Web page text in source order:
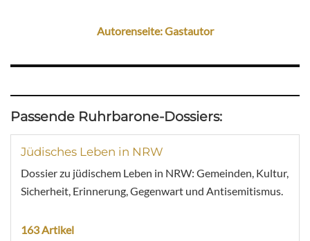
Autorenseite: Gastautor
Passende Ruhrbarone-Dossiers:
Jüdisches Leben in NRW
Dossier zu jüdischem Leben in NRW: Gemeinden, Kultur,
Sicherheit, Erinnerung, Gegenwart und Antisemitismus.
163 Artikel